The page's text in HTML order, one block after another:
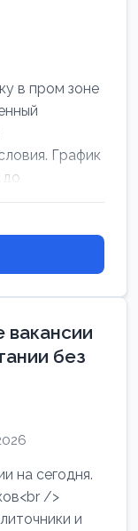
в пром зоне
График
до
вакансии
без
на сегодня.
/>
и